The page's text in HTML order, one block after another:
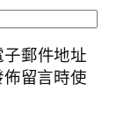
郵件地址
留言時使